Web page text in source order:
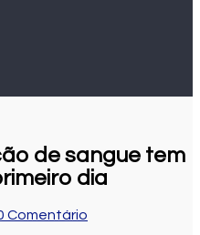
de sangue tem
dia
Comentário